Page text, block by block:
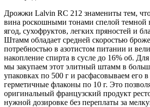
Дрожжи Lalvin RC 212 знамениты тем,
вина роскошными тонами спелой
ягод, сухофруктов, легких пряностей и
Штамм обладает средней скоростью
потребностью в азотистом питании и
накопление спирта в сусле до 16% об.
мы закупаем этот элитный штамм в
упаковках по 500 г и расфасовываем его
герметичные флаконы по 10 г. Это
оригинальный французский продукт
нужной дозировке без переплаты за